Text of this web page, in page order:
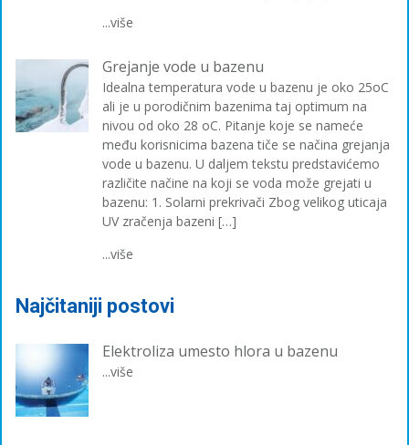
...više
Grejanje vode u bazenu
Idealna temperatura vode u bazenu je oko 25oC
ali je u porodičnim bazenima taj optimum na
nivou od oko 28 oC. Pitanje koje se nameće
među korisnicima bazena tiče se načina grejanja
vode u bazenu. U daljem tekstu predstavićemo
različite načine na koji se voda može grejati u
bazenu: 1. Solarni prekrivači Zbog velikog uticaja
UV zračenja bazeni […]
...više
Najčitaniji postovi
Elektroliza umesto hlora u bazenu
...više